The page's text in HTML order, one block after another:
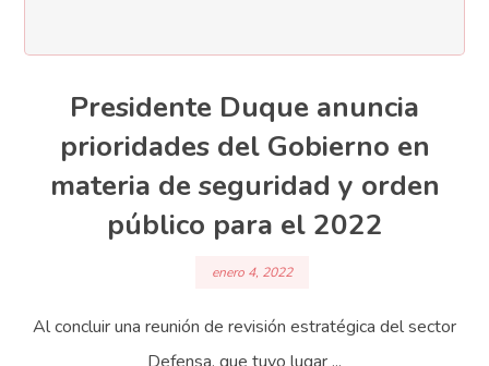
Presidente Duque anuncia
prioridades del Gobierno en
materia de seguridad y orden
público para el 2022
enero 4, 2022
Al concluir una reunión de revisión estratégica del sector